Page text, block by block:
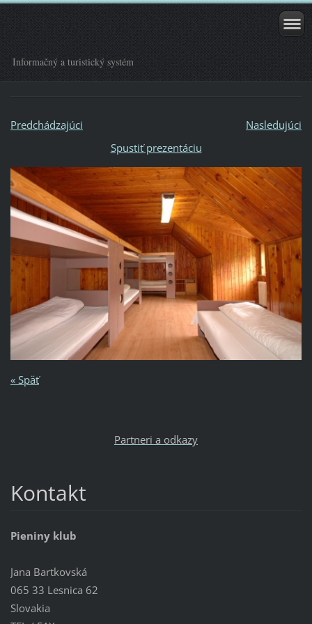
Informačný a turistický systém
Predchádzajúci
Nasledujúci
Spustiť prezentáciu
« Späť
Partneri a odkazy
Kontakt
Pieniny klub
Jana Bartkovská
065 33 Lesnica 62
Slovakia